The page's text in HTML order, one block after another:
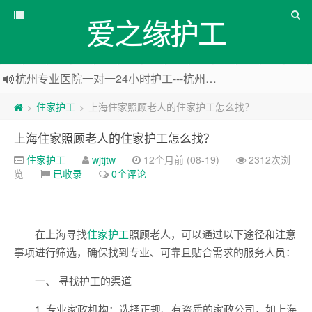
爱之缘护工
杭州专业医院一对一24小时护工---杭州爱之缘护工 18202153150
上海专业医院一对一24小时护工---上海爱之缘护工 18202153150
> 住家护工 > 上海住家照顾老人的住家护工怎么找？
上海住家照顾老人的住家护工怎么找？
住家护工 wjtjtw 12个月前 (08-19)
2312次浏
览
已收录 0个评论
在上海寻找住家护工照顾老人，可以通过以下途径和注意
事项进行筛选，确保找到专业、可靠且贴合需求的服务人员：
一、 寻找护工的渠道
1. 专业家政机构：选择正规、有资质的家政公司，如上海